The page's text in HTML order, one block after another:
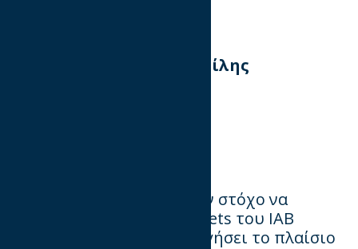
Επικεφαλής είναι ο Βασίλης
H επιτροπή αυτή έχει σαν στόχο να
ενεργοποιήσει όλα τα assets του ΙΑΒ
προκειμένου να δημιουργήσει το πλαίσιο